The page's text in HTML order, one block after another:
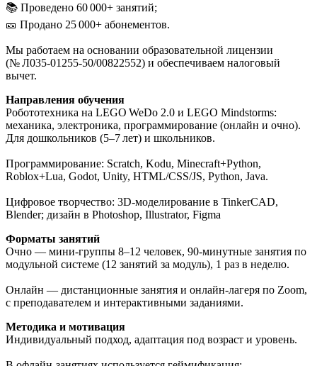
📚 Проведено 60 000+ занятий;
🎫 Продано 25 000+ абонементов.
Мы работаем на основании образовательной лицензии
(№ Л035‑01255‑50/00822552) и обеспечиваем налоговый
вычет.
Направления обучения
Робототехника на LEGO WeDo 2.0 и LEGO Mindstorms:
механика, электроника, программирование (онлайн и очно).
Для дошкольников (5–7 лет) и школьников.
Программирование: Scratch, Kodu, Minecraft+Python,
Roblox+Lua, Godot, Unity, HTML/CSS/JS, Python, Java.
Цифровое творчество: 3D‑моделирование в TinkerCAD,
Blender; дизайн в Photoshop, Illustrator, Figma
Форматы занятий
Очно — мини‑группы 8–12 человек, 90‑минутные занятия по
модульной системе (12 занятий за модуль), 1 раз в неделю.
Онлайн — дистанционные занятия и онлайн‑лагеря по Zoom,
с преподавателем и интерактивными заданиями.
Методика и мотивация
Индивидуальный подход, адаптация под возраст и уровень.